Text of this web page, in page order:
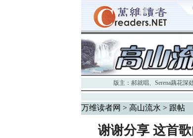
版主： 郝就唱、 Serena藕花深
万维读者网 > 高山流水 > 跟帖
谢谢分享 这首